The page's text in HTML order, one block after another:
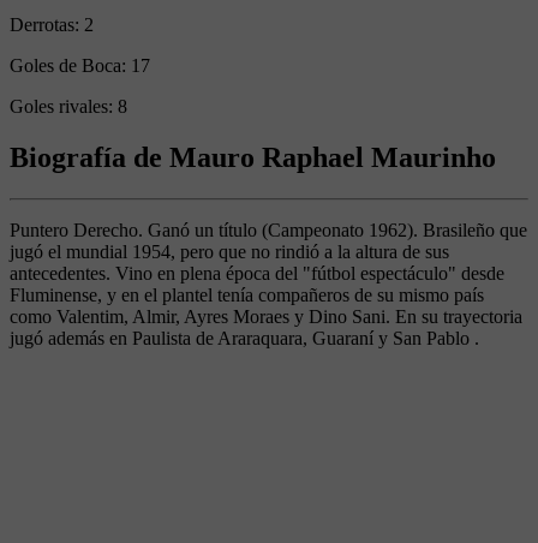
Derrotas: 2
Goles de Boca: 17
Goles rivales: 8
Biografía de Mauro Raphael Maurinho
Puntero Derecho. Ganó un título (Campeonato 1962). Brasileño que
jugó el mundial 1954, pero que no rindió a la altura de sus
antecedentes. Vino en plena época del "fútbol espectáculo" desde
Fluminense, y en el plantel tenía compañeros de su mismo país
como Valentim, Almir, Ayres Moraes y Dino Sani. En su trayectoria
jugó además en Paulista de Araraquara, Guaraní y San Pablo .